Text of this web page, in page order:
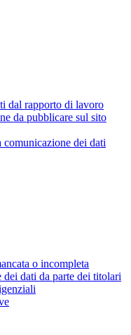
dal rapporto di lavoro
da pubblicare sul sito
comunicazione dei dati
o incompleta
dei dati da parte dei titolari